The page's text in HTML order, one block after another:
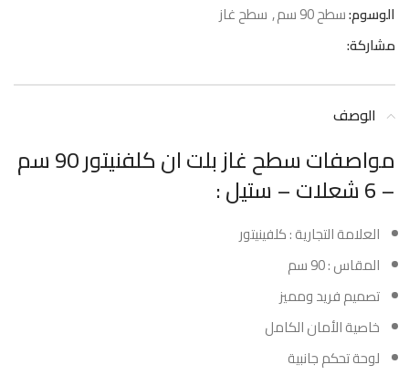
الوسوم:سطح 90 سم , سطح غاز
مشاركة:
الوصف
مواصفات سطح غاز بلت ان كلفنيتور 90 سم
– 6 شعلات – ستيل :
العلامة التجارية : كلفينيتور
المقاس : 90 سم
تصميم فريد ومميز
خاصية الأمان الكامل
لوحة تحكم جانبية